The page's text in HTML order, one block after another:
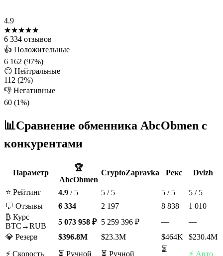
4.9
★★★★★
6 334 отзывов
👍 Положительные
6 162 (97%)
😐 Нейтральные
112 (2%)
👎 Негативные
60 (1%)
📊Сравнение обменника AbcObmen с
конкурентами
Параметр
🏆
AbcObmen
CryptoZapravka Рекс Dvizh
⭐ Рейтинг 4.9 / 5 5 / 5 5 / 5
5 / 5
💬 Отзывы
6 334 2 197 8 838
1 010
₿ Курс
BTC→RUB
5 073 958 ₽ 5 259 396 ₽ —
—
💎 Резерв
$396.8M $23.3M $464K
$230.4M
⚡ Скорость
⏳ Ручной ⏳ Ручной
⏳
⚡ Авто